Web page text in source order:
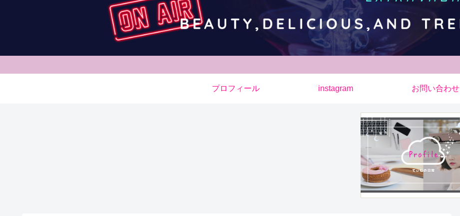
プロフィール instagram お問い合わせ